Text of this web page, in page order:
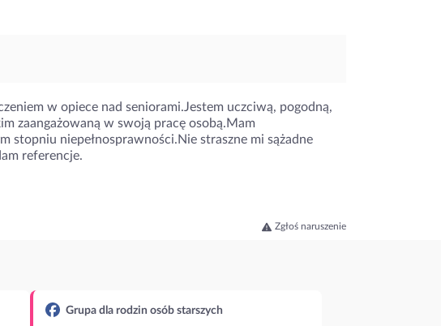
w opiece nad seniorami.Jestem uczciwą, pogodną,
zaangażowaną w swoją pracę osobą.Mam
stopniu niepełnosprawności.Nie straszne mi sążadne
referencje.
Zgłoś naruszenie
Grupa dla rodzin osób starszych